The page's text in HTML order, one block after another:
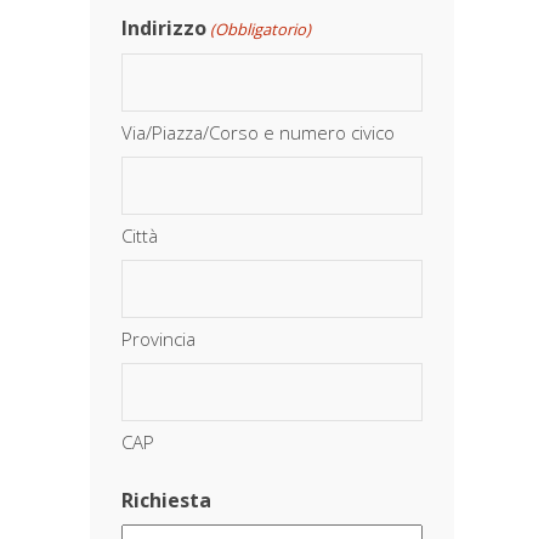
Indirizzo (Obbligatorio)
Via/Piazza/Corso e numero civico
Città
Provincia
CAP
Richiesta